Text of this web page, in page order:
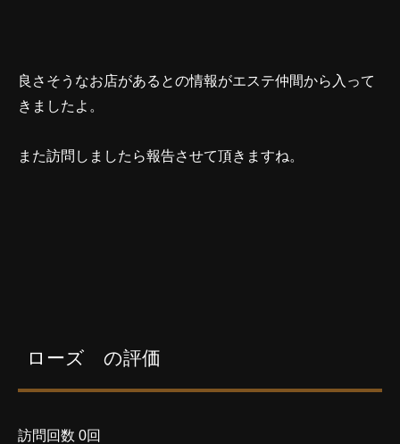
良さそうなお店があるとの情報がエステ仲間から入って
きましたよ。
また訪問しましたら報告させて頂きますね。
ローズ の評価
訪問回数 0回